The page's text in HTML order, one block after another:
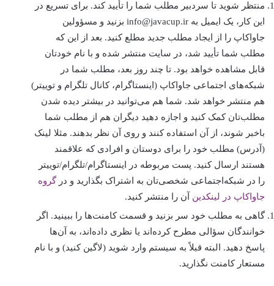
منتظر شويد تا سردبير مطلب شما را تأييد کند. برای تسريع در
اين کار، يک ايميل به info@javacup.ir بزنيد و مسؤولين
جاواکاپ را از ايجاد مطلب جديد مطلع کنيد. بعد از اين که
مطلب شما تأييد شد، در سايت منتشر شده و با نام خودتان
قابل مشاهده خواهد بود. تا چند روز بعد، مطلب شما در
شبکه‌های اجتماعی جاواکاپ (اینستاگرام، کانال تلگرام و توییتر)
هم منتشر خواهد شد. شما هم می‌توانید در بیشتر دیده شدن
مطلب‌تان کمک کنید و اجازه دهيد ديگران هم از مطلب شما
باخبر شوند، از آن استفاده کنند و روی آن نظر بدهند. مثلا لينک
(آدرس) مطلب خود را برای دوستان و افرادی که علاقمند
هستند ارسال کنيد. پست مربوطه در اینستاگرام/تلگرام/توییتر
را در شبکه‌‌اجتماعی شخصی‌تان به اشتراک بگذارید و درگروه
جاواکاپ در لینکدین آن را منتشر کنید.
گاهی به مطلب خود سر بزنيد و قسمت کامنت‌ها را ببينيد. اگر
خوانندگان سؤالی مطرح کرده‌اند يا نظری داده‌اند، به آن‌ها
پاسخ دهيد. البته قبلاً به سيستم وارد شويد (لاگين کنيد) و با نام
مستعار کامنت نگذاريد.